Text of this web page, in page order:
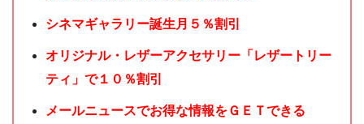
シネマギャラリー誕生月５％割引
オリジナル・レザーアクセサリー「レザートリー
ティ」で１０％割引
メールニュースでお得な情報をＧＥＴできる